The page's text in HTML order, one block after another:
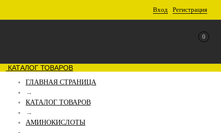
Вход Регистрация
0
КАТАЛОГ ТОВАРОВ
ГЛАВНАЯ СТРАНИЦА
→
КАТАЛОГ ТОВАРОВ
→
АМИНОКИСЛОТЫ